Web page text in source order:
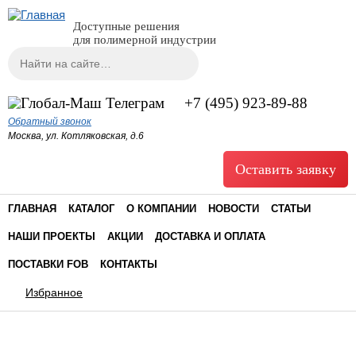
Доступные решения
для полимерной индустрии
Форма поиска
+7 (495) 923-89-88
Обратный звонок
Москва, ул. Котляковская, д.6
Оставить заявку
ГЛАВНАЯ КАТАЛОГ О КОМПАНИИ НОВОСТИ СТАТЬИ
НАШИ ПРОЕКТЫ АКЦИИ ДОСТАВКА И ОПЛАТА
ПОСТАВКИ FOB КОНТАКТЫ
Избранное